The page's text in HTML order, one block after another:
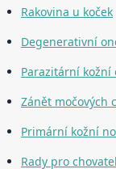
Rakovina u koček
Degenerativní
Parazitární kožní
Zánět močových
Primární kožní
Rady pro